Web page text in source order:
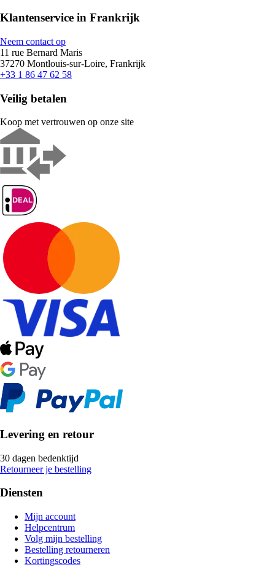
Klantenservice in Frankrijk
Neem contact op
11 rue Bernard Maris
37270 Montlouis-sur-Loire, Frankrijk
+33 1 86 47 62 58
Veilig betalen
Koop met vertrouwen op onze site
Levering en retour
30 dagen bedenktijd
Retourneer je bestelling
Diensten
Mijn account
Helpcentrum
Volg mijn bestelling
Bestelling retourneren
Kortingscodes